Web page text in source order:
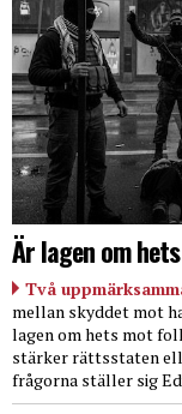
Är lagen om
Två
mellan skyddet mot
lagen om hets mot
stärker rättsstaten
frågorna ställer sig